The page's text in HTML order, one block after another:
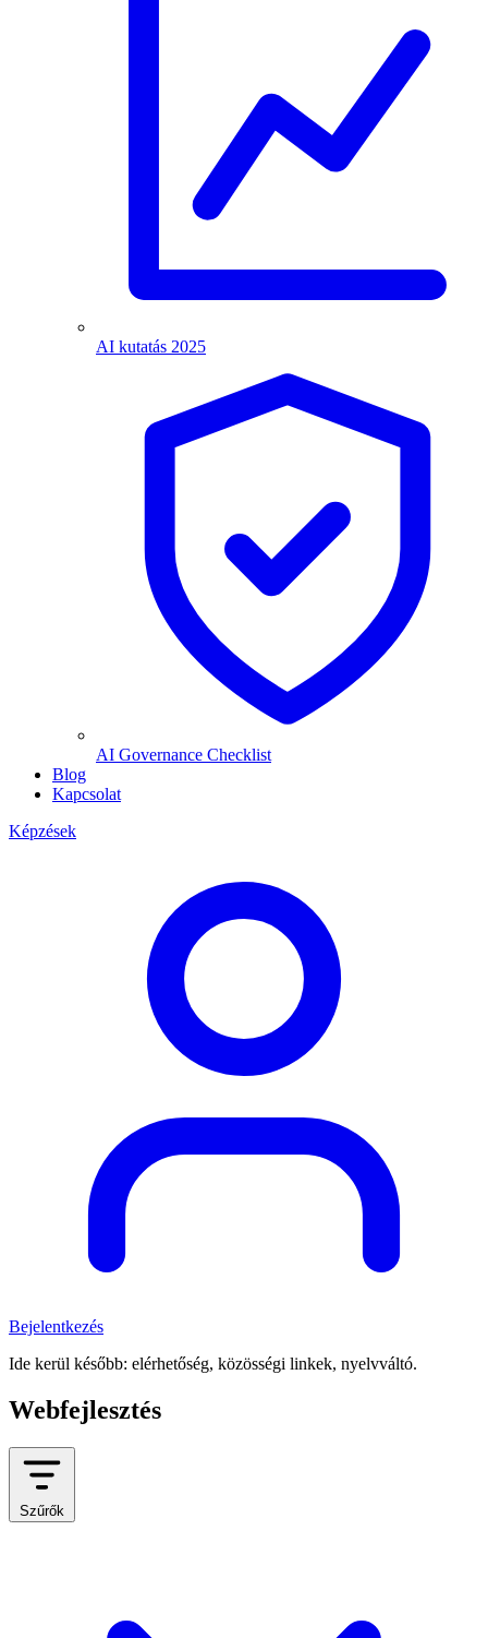
AI kutatás 2025
AI Governance Checklist
Blog
Kapcsolat
Képzések
Bejelentkezés
Ide kerül később: elérhetőség, közösségi linkek, nyelvváltó.
Webfejlesztés
Szűrők